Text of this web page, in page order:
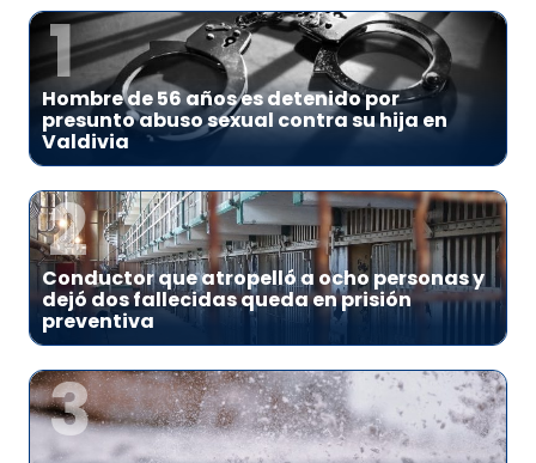
1
Hombre de 56 años es detenido por
presunto abuso sexual contra su hija en
Valdivia
2
Conductor que atropelló a ocho personas y
dejó dos fallecidas queda en prisión
preventiva
3